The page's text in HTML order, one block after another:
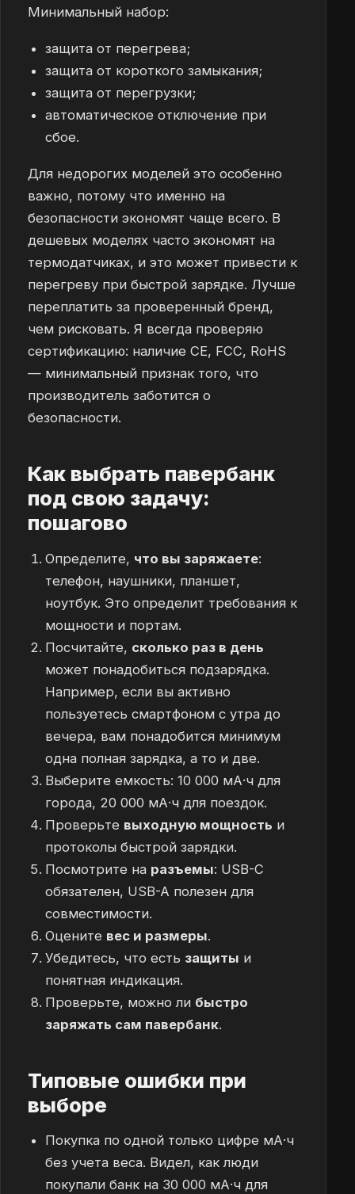
Минимальный набор:
защита от перегрева;
защита от короткого замыкания;
защита от перегрузки;
автоматическое отключение при
сбое.
Для недорогих моделей это особенно
важно, потому что именно на
безопасности экономят чаще всего. В
дешевых моделях часто экономят на
термодатчиках, и это может привести к
перегреву при быстрой зарядке. Лучше
переплатить за проверенный бренд,
чем рисковать. Я всегда проверяю
сертификацию: наличие CE, FCC, RoHS
— минимальный признак того, что
производитель заботится о
безопасности.
Как выбрать павербанк
под свою задачу:
пошагово
Определите, что вы заряжаете:
телефон, наушники, планшет,
ноутбук. Это определит требования к
мощности и портам.
Посчитайте, сколько раз в день
может понадобиться подзарядка.
Например, если вы активно
пользуетесь смартфоном с утра до
вечера, вам понадобится минимум
одна полная зарядка, а то и две.
Выберите емкость: 10 000 мА·ч для
города, 20 000 мА·ч для поездок.
Проверьте выходную мощность и
протоколы быстрой зарядки.
Посмотрите на разъемы: USB-C
обязателен, USB-A полезен для
совместимости.
Оцените вес и размеры.
Убедитесь, что есть защиты и
понятная индикация.
Проверьте, можно ли быстро
заряжать сам павербанк.
Типовые ошибки при
выборе
Покупка по одной только цифре мА·ч
без учета веса. Видел, как люди
покупали банк на 30 000 мА·ч для